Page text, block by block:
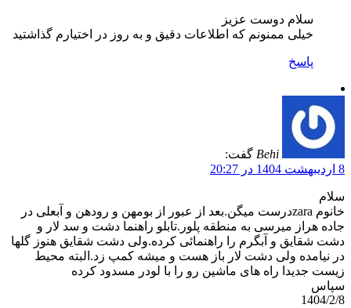
سلام دوست عزیز
خیلی ممنونم که اطلاعات دقیق و به روز در اختیارم گذاشتید
پاسخ
Behi گفت:
8 اردیبهشت 1404 در 20:27
سلام
خانوم zaraدرست میگن.بعد از عبور از بومهن و رودهن و آبعلی در
جاده هراز میرسی به منطقه پلور.تابلو راهنما دشت و سد لار و
دشت شقایق و آبگرم را راهنمائی کرده.ولی دشت شقایق هنوز گلها
در نیامده ولی دشت لار باز هست و میشه کمپ زد.البته محیط
زیست جدیدا راه های ماشین رو را با لودر مسدود کرده
سپاس
1404/2/8